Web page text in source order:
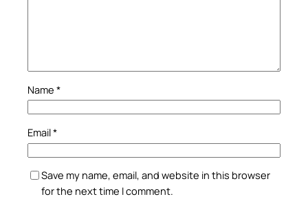
Name *
Email*
Save my name, email, and website in this browser
for the next time I comment.